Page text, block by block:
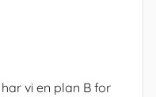
vi en plan B for